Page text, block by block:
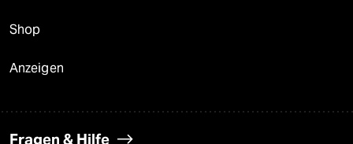
Shop
Anzeigen
Fragen & Hilfe